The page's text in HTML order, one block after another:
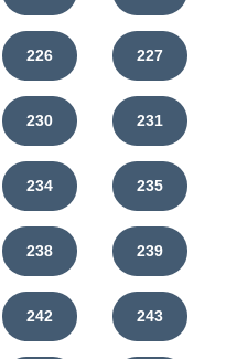
226 227
230 231
234 235
238 239
242 243